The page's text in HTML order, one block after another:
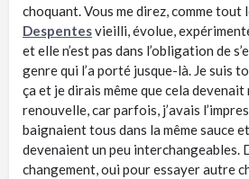
choquant. Vous me direz, comme tout
Despentesvieilli, évolue,
et elle n’est pas dans l’obligation de
genre qui l’a porté jusque-là. Je suis
ça et je dirais même que cela devenait
renouvelle, car parfois, j’avais
baignaient tous dans la même sauce
devenaient un peu interchangeables.
changement, oui pour essayer autre